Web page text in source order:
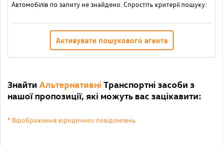
Автомобілів по запиту не знайдено. Спростіть критерії пошуку:
Активувати пошукового агента
Знайти Альтернативні Транспортні засоби з
нашої пропозиції, які можуть вас зацікавити:
* Відображення юридичних повідомлень